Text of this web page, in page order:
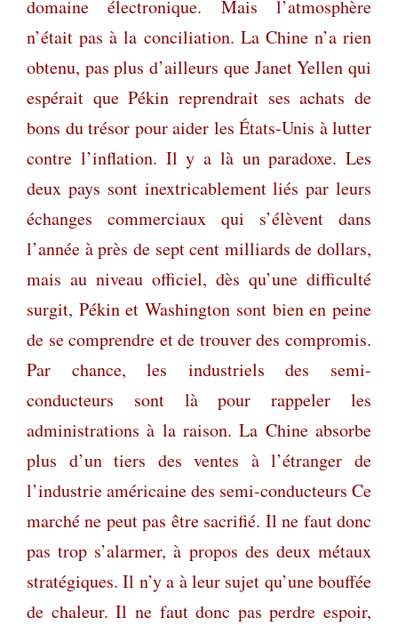
domaine électronique. Mais l’atmosphère
n’était pas à la conciliation. La Chine n’a rien
obtenu, pas plus d’ailleurs que Janet Yellen qui
espérait que Pékin reprendrait ses achats de
bons du trésor pour aider les États-Unis à lutter
contre l’inflation. Il y a là un paradoxe. Les
deux pays sont inextricablement liés par leurs
échanges commerciaux qui s’élèvent dans
l’année à près de sept cent milliards de dollars,
mais au niveau officiel, dès qu’une difficulté
surgit, Pékin et Washington sont bien en peine
de se comprendre et de trouver des compromis.
Par chance, les industriels des semi-
conducteurs sont là pour rappeler les
administrations à la raison. La Chine absorbe
plus d’un tiers des ventes à l’étranger de
l’industrie américaine des semi-conducteurs Ce
marché ne peut pas être sacrifié. Il ne faut donc
pas trop s’alarmer, à propos des deux métaux
stratégiques. Il n’y a à leur sujet qu’une bouffée
de chaleur. Il ne faut donc pas perdre espoir,